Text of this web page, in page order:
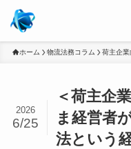
ホーム 物流法務コラム 荷主企業
＜荷主企
ま経営者
法という
2026
6/25